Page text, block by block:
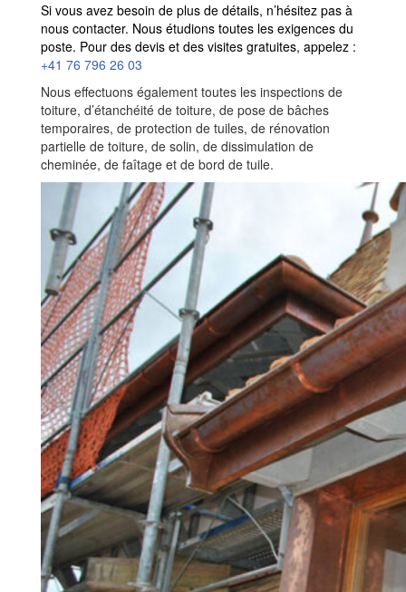
Si vous avez besoin de plus de détails, n’hésitez pas à
nous contacter. Nous étudions toutes les exigences du
poste. Pour des devis et des visites gratuites, appelez :
+41 76 796 26 03
Nous effectuons également toutes les inspections de
toiture, d’étanchéité de toiture, de pose de bâches
temporaires, de protection de tuiles, de rénovation
partielle de toiture, de solin, de dissimulation de
cheminée, de faîtage et de bord de tuile.